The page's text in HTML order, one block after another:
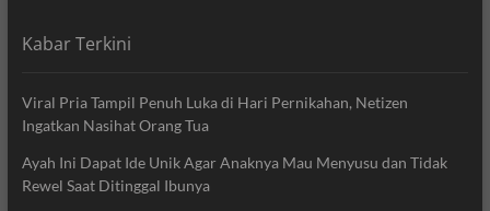
Kabar Terkini
Viral Pria Tampil Penuh Luka di Hari Pernikahan, Netizen
Ingatkan Nasihat Orang Tua
Ayah Ini Dapat Ide Unik Agar Anaknya Mau Menyusu dan Tidak
Rewel Saat Ditinggal Ibunya